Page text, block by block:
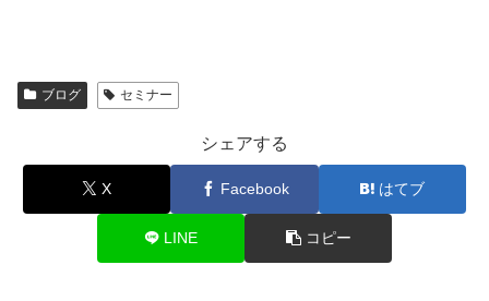
ブログ セミナー
シェアする
X Facebook はてブ
LINE コピー